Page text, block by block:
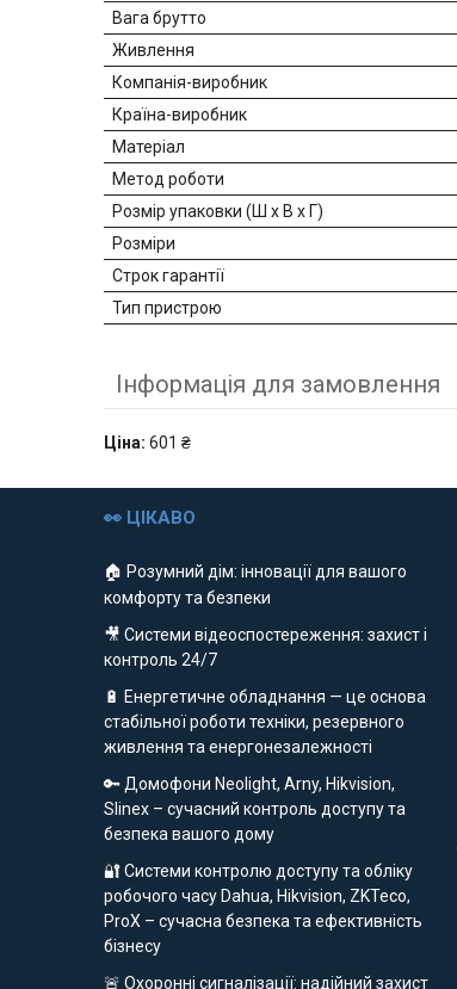
Вага брутто
Живлення
Компанія-виробник
Країна-виробник
Матеріал
Метод роботи
Розмір упаковки (Ш х В х Г)
Розміри
Строк гарантії
Тип пристрою
Інформація для замовлення
Ціна: 601 ₴
👀 ЦІКАВО
🏠 Розумний дім: інновації для вашого
комфорту та безпеки
🎥 Системи відеоспостереження: захист і
контроль 24/7
🔋 Енергетичне обладнання — це основа
стабільної роботи техніки, резервного
живлення та енергонезалежності
🔑 Домофони Neolight, Arny, Hikvision,
Slinex – сучасний контроль доступу та
безпека вашого дому
🔐 Системи контролю доступу та обліку
робочого часу Dahua, Hikvision, ZKTeco,
ProX – сучасна безпека та ефективність
бізнесу
🚨 Охоронні сигналізації: надійний захист